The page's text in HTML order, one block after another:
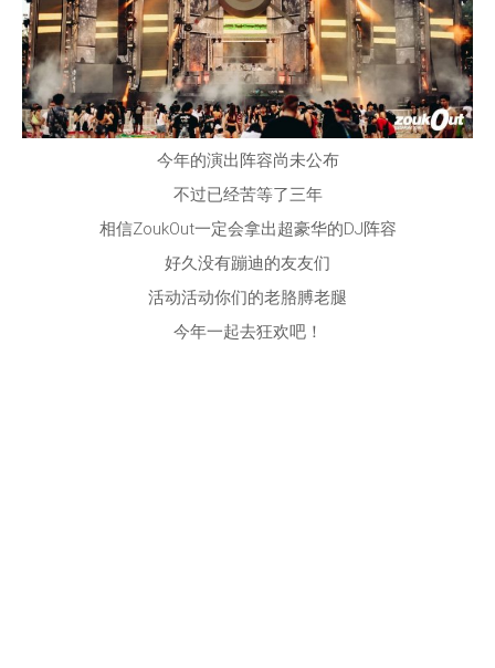
今年的演出阵容尚未公布
不过已经苦等了三年
相信ZoukOut一定会拿出超豪华的DJ阵容
好久没有蹦迪的友友们
活动活动你们的老胳膊老腿
今年一起去狂欢吧！